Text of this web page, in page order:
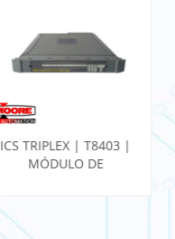
ICS TRIPLEX | T8403 |
MÓDULO DE